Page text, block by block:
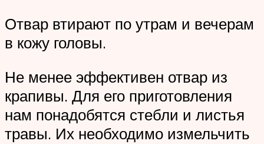
Отвар втирают по утрам и вечерам
в кожу головы.
Не менее эффективен отвар из
крапивы. Для его приготовления
нам понадобятся стебли и листья
травы. Их необходимо измельчить